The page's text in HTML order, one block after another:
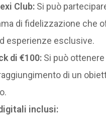
Club: Si può
di fidelizzazione che
esperienze esclusive.
di €100: Si può
di un
inclusi: